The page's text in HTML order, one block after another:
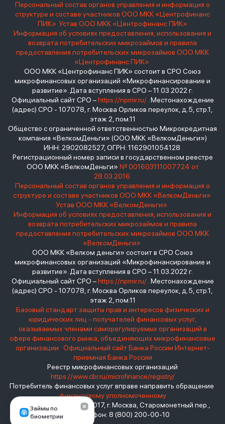
Займы по
биометрии
Персональный состав органов управления и информация о
структуре и составе участников ООО МКК «Центрофинанс
ПИК» Устав ООО МКК «Центрофинанс ПИК»
Информация об условиях предоставления, использования и
возврата потребительских микрозаймов и правила
предоставления потребительских микрозаймов ООО МКК
«Центрофинанс ПИК»
ООО МКК «Центрофинанс ПИК» состоит в СРО Союз
микрофинансовых организаций «Микрофинансирование и
развитие». Дата вступления в СРО – 11.03.2022 г.
Официальный сайт СРО –https://npmir.ru/. Местонахождение
(адрес) СРО - 107078, г. Москва Орликов переулок, д.5, стр.1,
этаж 2, пом.11
Общество с ограниченной ответственностью Микрокредитная
компания «ВелкомДеньги» (ООО МКК «ВелкомДеньги»)
ИНН: 2902082527, ОГРН: 1162901054128
Регистрационный номер записи в государственном реестре
ООО МКК «ВелкомДеньги» № 001603111007724 от
28.03.2016
Персональный состав органов управления и информация о
структуре и составе участников ООО МКК «ВелкомДеньги»
Устав ООО МКК «ВелкомДеньги»
Информация об условиях предоставления, использования и
возврата потребительских микрозаймов и правила
предоставления потребительских микрозаймов ООО МКК
«ВелкомДеньги»
ООО МКК «Велком деньги» состоит в СРО Союз
микрофинансовых организаций «Микрофинансирование и
развитие». Дата вступления в СРО – 11.03.2022 г.
Официальный сайт СРО –https://npmir.ru/. Местонахождение
(адрес) СРО - 107078, г. Москва Орликов переулок, д.5, стр.1,
этаж 2, пом.11
Базовый стандарт защиты прав и интересов физических и
юридических лиц - получателей финансовых услуг,
оказываемых членами саморегулируемых организаций в
сфере финансового рынка, объединяющих микрофинансовые
организации
Официальный сайт Банка России Интернет-
приемная Банка России
Реестр микрофинансовых организаций
https://www.cbr.ru/microfinance/registry/
Потребитель финансовых услуг вправе направить обращение
финансовому уполномоченному
Место нахождения: 119017, г. Москва, Старомонетный пер.,
дом 3 Телефон: 8 (800) 200-00-10